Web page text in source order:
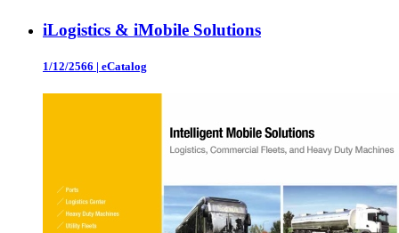
iLogistics & iMobile Solutions
1/12/2566 | eCatalog